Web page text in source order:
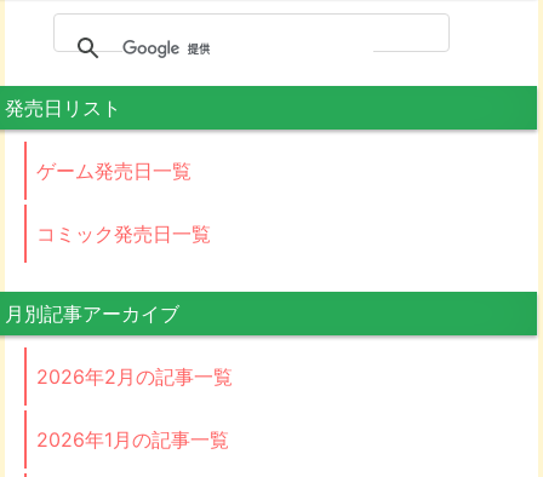
発売日リスト
ゲーム発売日一覧
コミック発売日一覧
月別記事アーカイブ
2026年2月の記事一覧
2026年1月の記事一覧